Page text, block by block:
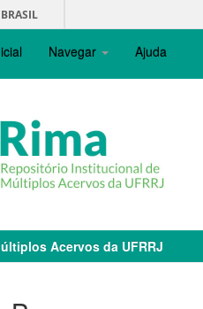
BRASIL
Navegar Ajuda
Acervos da UFRRJ